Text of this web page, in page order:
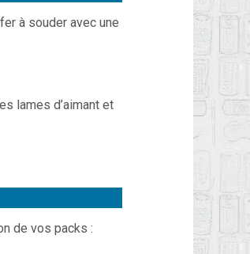
à souder avec une
lames d’aimant et
de vos packs :